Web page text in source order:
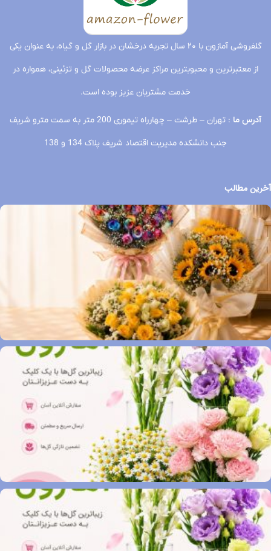
گلفروشی آمازون با ۲۰ سال تجربه درخشان در بازار گل و گیاه، به عنوان یکی
از معتبرترین و محبوبترین مراکز عرضه محصولات گل و تزئینی، همواره در
خدمت مشتریان عزیز بوده است.
آدرس ما
: تهران – طرشت – چهارراه تیموری 200 متر به سمت مترو شریف
جنب دانشکده مدیریت اقتصاد شریف پلاک 134 و 138
آخرین مطالب